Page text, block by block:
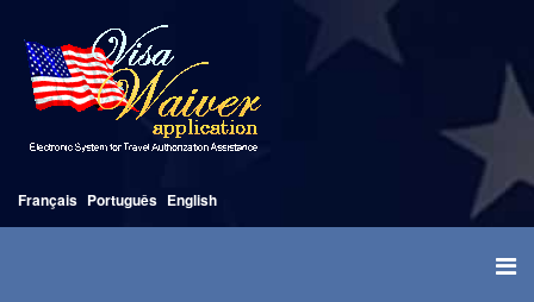
Français Português English